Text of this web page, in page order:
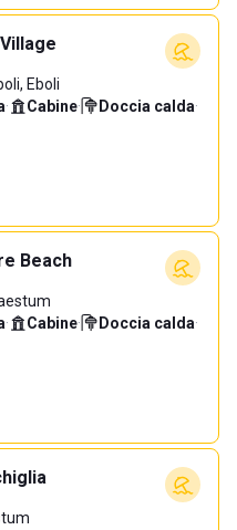
Eboli
· Cabine· Doccia calda·
Beach
· Cabine· Doccia calda·